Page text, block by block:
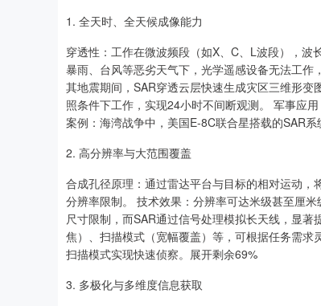
1. 全天时、全天候成像能力
穿透性：工作在微波频段（如X、C、L波段），
暴雨、台风等恶劣天气下，光学遥感设备无法工
其地震期间，SAR穿透云层快速生成灾区三维形
照条件下工作，实现24小时不间断观测。 军事应
案例：海湾战争中，美国E-8C联合星搭载的SAR
2. 高分辨率与大范围覆盖
合成孔径原理：通过雷达平台与目标的相对运动
分辨率限制。 技术效果：分辨率可达米级甚至厘
尺寸限制，而SAR通过信号处理模拟长天线，显
焦）、扫描模式（宽幅覆盖）等，可根据任务需
扫描模式实现快速侦察。展开剩余69%
3. 多极化与多维度信息获取